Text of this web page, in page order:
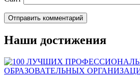
Наши достижения